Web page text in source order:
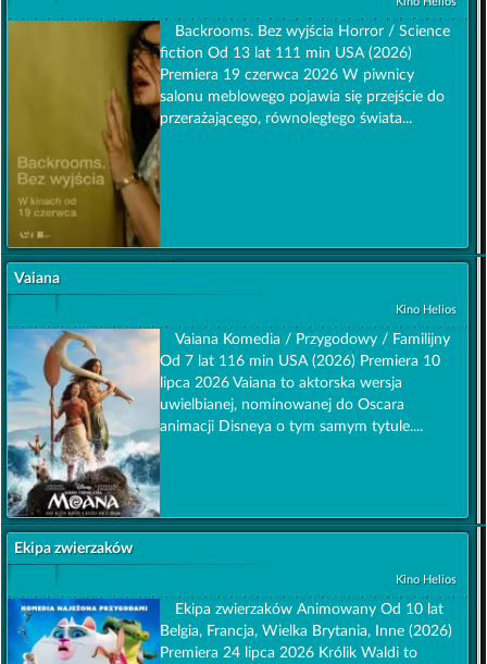
Backrooms. Bez wyjścia Horror / Science
fiction Od 13 lat 111 min USA (2026)
Premiera 19 czerwca 2026 W piwnicy
salonu meblowego pojawia się przejście do
przerażającego, równoległego świata...
Vaiana
Kino Helios
Vaiana Komedia / Przygodowy / Familijny
Od 7 lat 116 min USA (2026) Premiera 10
lipca 2026 Vaiana to aktorska wersja
uwielbianej, nominowanej do Oscara
animacji Disneya o tym samym tytule....
Ekipa zwierzaków
Kino Helios
Ekipa zwierzaków Animowany Od 10 lat
Belgia, Francja, Wielka Brytania, Inne (2026)
Premiera 24 lipca 2026 Królik Waldi to